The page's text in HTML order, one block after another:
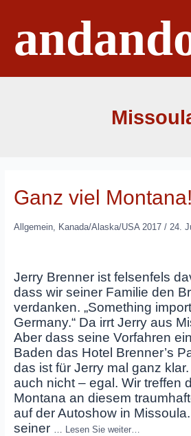
springen
Ganz viel Montana!
Allgemein, Kanada/Alaska/USA 2017/ 24.
Jerry Brenner ist felsenfels
dass wir seiner Familie den
verdanken. „Something
Germany.“ Da irrt Jerry aus
Aber dass seine Vorfahren
Baden das Hotel Brenner’s
das ist für Jerry mal ganz
auch nicht – egal. Wir treffen
Montana an diesem
auf der Autoshow in
seiner
Lesen Sie weiter…